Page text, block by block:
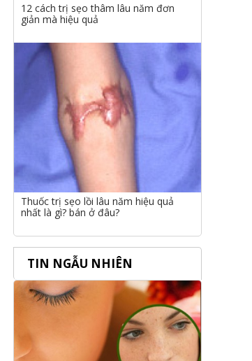
12 cách trị sẹo thâm lâu năm đơn
giản mà hiệu quả
Thuốc trị sẹo lồi lâu năm hiệu quả
nhất là gì? bán ở đâu?
TIN NGẪU NHIÊN